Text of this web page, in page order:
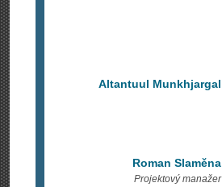
Altantuul Munkhjargal
Roman Slaměna
Projektový manažer